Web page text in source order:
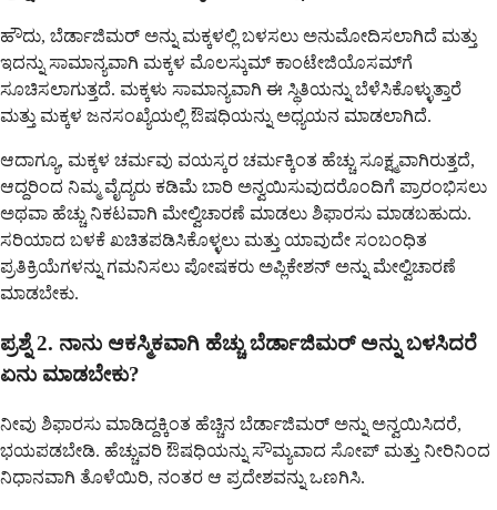
ಹೌದು, ಬೆರ್ಡಾಜಿಮರ್ ಅನ್ನು ಮಕ್ಕಳಲ್ಲಿ ಬಳಸಲು ಅನುಮೋದಿಸಲಾಗಿದೆ ಮತ್ತು
ಇದನ್ನು ಸಾಮಾನ್ಯವಾಗಿ ಮಕ್ಕಳ ಮೊಲಸ್ಕುಮ್ ಕಾಂಟೇಜಿಯೊಸಮ್‌ಗೆ
ಸೂಚಿಸಲಾಗುತ್ತದೆ. ಮಕ್ಕಳು ಸಾಮಾನ್ಯವಾಗಿ ಈ ಸ್ಥಿತಿಯನ್ನು ಬೆಳೆಸಿಕೊಳ್ಳುತ್ತಾರೆ
ಮತ್ತು ಮಕ್ಕಳ ಜನಸಂಖ್ಯೆಯಲ್ಲಿ ಔಷಧಿಯನ್ನು ಅಧ್ಯಯನ ಮಾಡಲಾಗಿದೆ.
ಆದಾಗ್ಯೂ, ಮಕ್ಕಳ ಚರ್ಮವು ವಯಸ್ಕರ ಚರ್ಮಕ್ಕಿಂತ ಹೆಚ್ಚು ಸೂಕ್ಷ್ಮವಾಗಿರುತ್ತದೆ,
ಆದ್ದರಿಂದ ನಿಮ್ಮ ವೈದ್ಯರು ಕಡಿಮೆ ಬಾರಿ ಅನ್ವಯಿಸುವುದರೊಂದಿಗೆ ಪ್ರಾರಂಭಿಸಲು
ಅಥವಾ ಹೆಚ್ಚು ನಿಕಟವಾಗಿ ಮೇಲ್ವಿಚಾರಣೆ ಮಾಡಲು ಶಿಫಾರಸು ಮಾಡಬಹುದು.
ಸರಿಯಾದ ಬಳಕೆ ಖಚಿತಪಡಿಸಿಕೊಳ್ಳಲು ಮತ್ತು ಯಾವುದೇ ಸಂಬಂಧಿತ
ಪ್ರತಿಕ್ರಿಯೆಗಳನ್ನು ಗಮನಿಸಲು ಪೋಷಕರು ಅಪ್ಲಿಕೇಶನ್ ಅನ್ನು ಮೇಲ್ವಿಚಾರಣೆ
ಮಾಡಬೇಕು.
ಪ್ರಶ್ನೆ 2. ನಾನು ಆಕಸ್ಮಿಕವಾಗಿ ಹೆಚ್ಚು ಬೆರ್ಡಾಜಿಮರ್ ಅನ್ನು ಬಳಸಿದರೆ
ಏನು ಮಾಡಬೇಕು?
ನೀವು ಶಿಫಾರಸು ಮಾಡಿದ್ದಕ್ಕಿಂತ ಹೆಚ್ಚಿನ ಬೆರ್ಡಾಜಿಮರ್ ಅನ್ನು ಅನ್ವಯಿಸಿದರೆ,
ಭಯಪಡಬೇಡಿ. ಹೆಚ್ಚುವರಿ ಔಷಧಿಯನ್ನು ಸೌಮ್ಯವಾದ ಸೋಪ್ ಮತ್ತು ನೀರಿನಿಂದ
ನಿಧಾನವಾಗಿ ತೊಳೆಯಿರಿ, ನಂತರ ಆ ಪ್ರದೇಶವನ್ನು ಒಣಗಿಸಿ.